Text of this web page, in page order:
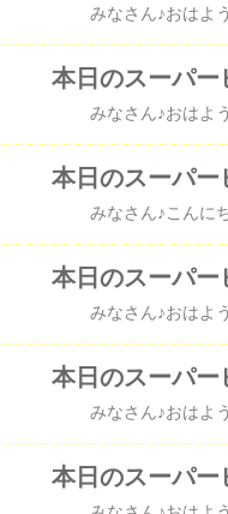
本日のスーパー
本日のスーパー
本日のスーパー
本日のスーパー
本日のスーパー